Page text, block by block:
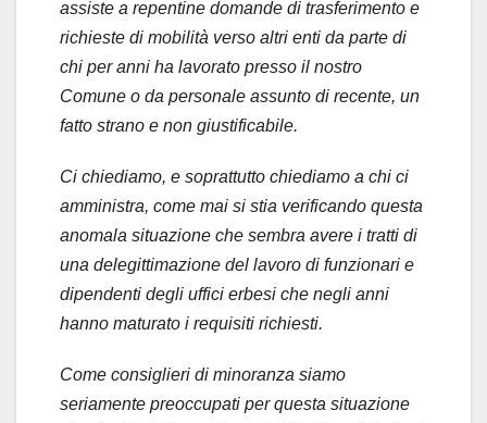
assiste a repentine domande di trasferimento e
richieste di mobilità verso altri enti da parte di
chi per anni ha lavorato presso il nostro
Comune o da personale assunto di recente, un
fatto strano e non giustificabile.
Ci chiediamo, e soprattutto chiediamo a chi ci
amministra, come mai si stia verificando questa
anomala situazione che sembra avere i tratti di
una delegittimazione del lavoro di funzionari e
dipendenti degli uffici erbesi che negli anni
hanno maturato i requisiti richiesti.
Come consiglieri di minoranza siamo
seriamente preoccupati per questa situazione